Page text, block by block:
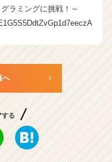
ラミングに挑戦！～
へ
する